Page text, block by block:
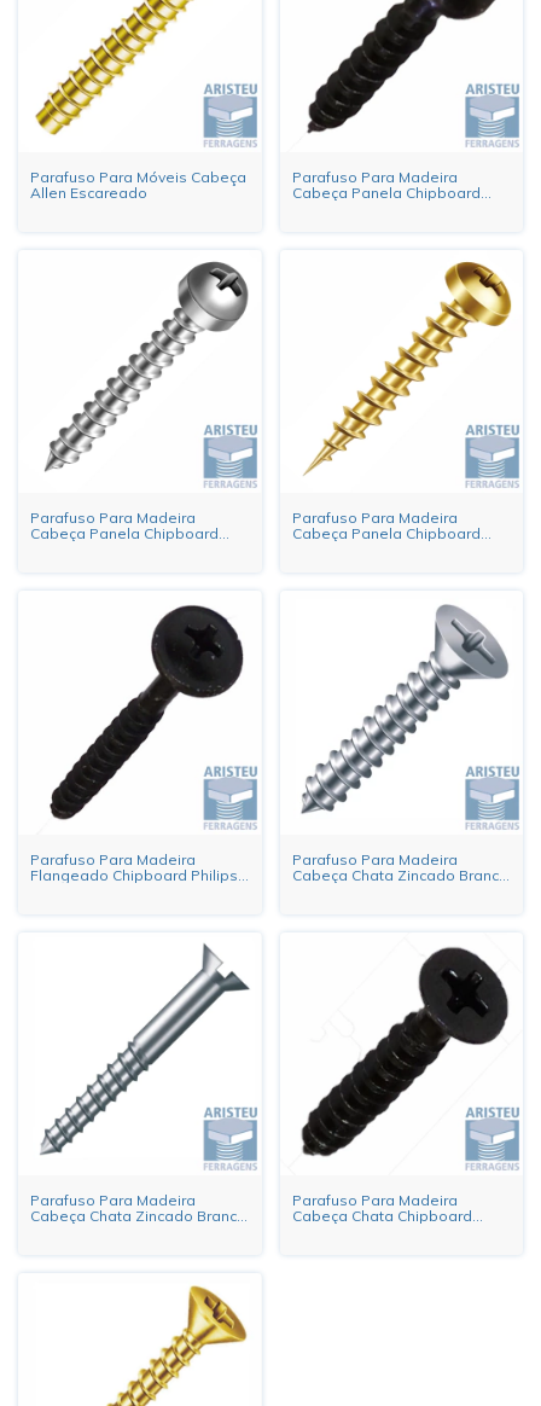
Parafuso Para Móveis Cabeça
Allen Escareado
Parafuso Para Madeira
Cabeça Panela Chipboard
Parafuso Para Madeira
Cabeça Panela Chipboard
Parafuso Para Madeira
Cabeça Panela Chipboard
Parafuso Para Madeira
Flangeado Chipboard Philips
Parafuso Para Madeira
Cabeça Chata Zincado Branco
Parafuso Para Madeira
Cabeça Chata Zincado Branco
Parafuso Para Madeira
Cabeça Chata Chipboard